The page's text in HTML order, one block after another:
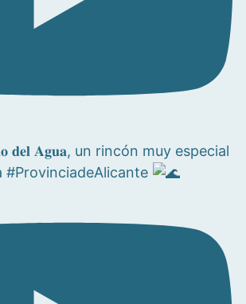
𝐝𝐞𝐥 𝐀𝐠𝐮𝐚, un rincón muy especial
#ProvinciadeAlicante